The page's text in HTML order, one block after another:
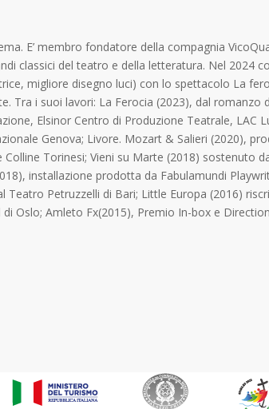
E’ membro fondatore della compagnia
classici del teatro e della letteratura. Nel 2024
migliore disegno luci) con lo spettacolo La
Tra i suoi lavori: La Ferocia (2023), dal romanzo
Elsinor Centro di Produzione Teatrale, LAC
Genova; Livore. Mozart & Salieri (2020),
Torinesi; Vieni su Marte (2018) sostenuto
installazione prodotta da Fabulamundi
Petruzzelli di Bari; Little Europa (2016)
Oslo; Amleto Fx(2015), Premio In-box e